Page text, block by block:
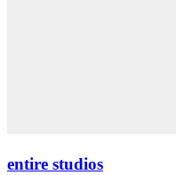
entire studios